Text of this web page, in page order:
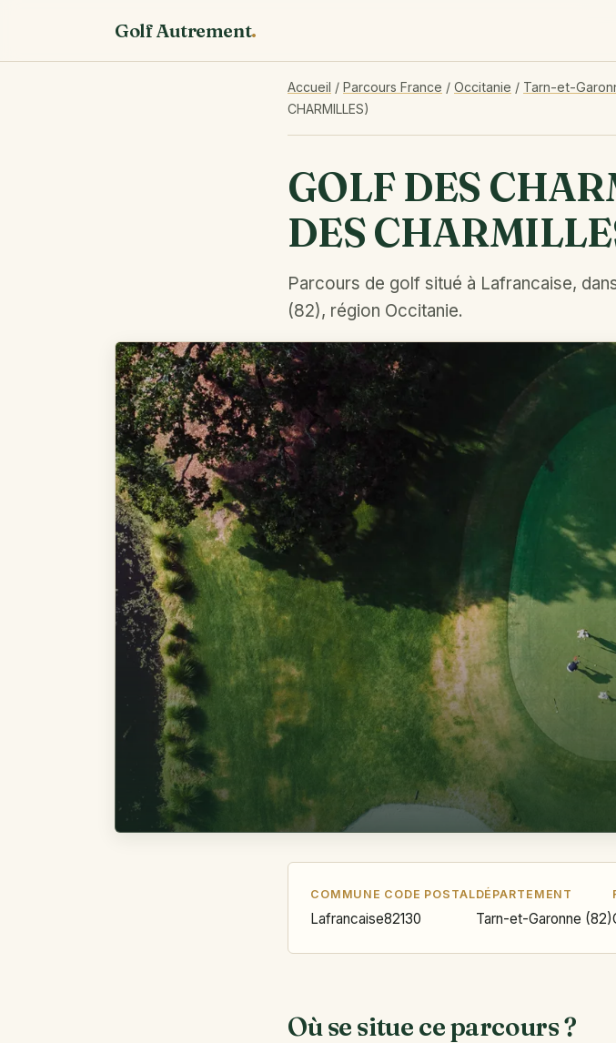
Golf Autrement.
Accueil / Parcours France / Occitanie / Tarn-et-
CHARMILLES)
GOLF DES
DES
Parcours de golf situé à Lafrancaise,
(82), région Occitanie.
COMMUNE
Lafrancaise
CODE POSTAL
82130
DÉPARTEMENT
Tarn-et-Garonne (82)
Où se situe ce parcours ?